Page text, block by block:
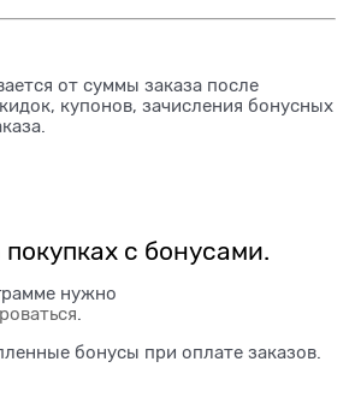
от суммы заказа после
купонов, зачисления бонусных
с бонусами.
нужно
бонусы при оплате заказов.